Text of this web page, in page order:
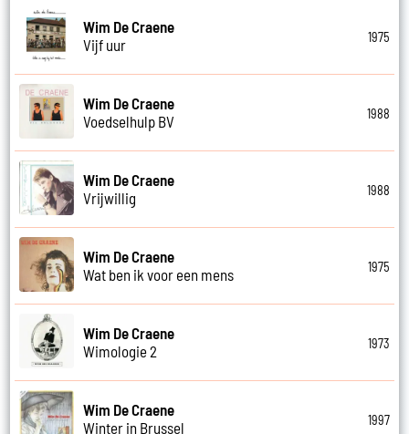
Wim De Craene
Vijf uur
1975
Wim De Craene
Voedselhulp BV
1988
Wim De Craene
Vrijwillig
1988
Wim De Craene
Wat ben ik voor een mens
1975
Wim De Craene
Wimologie 2
1973
Wim De Craene
Winter in Brussel
1997